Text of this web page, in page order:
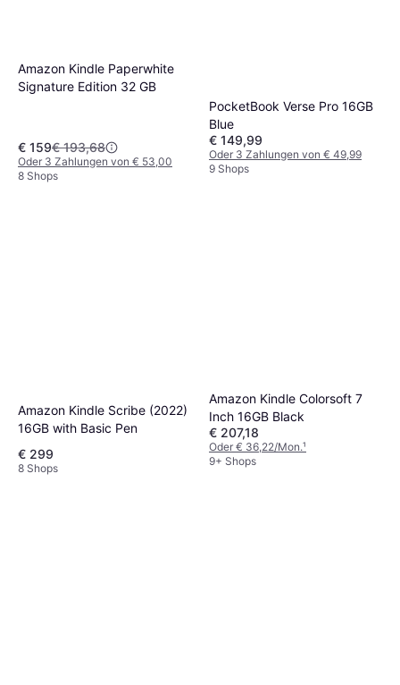
Amazon Kindle Paperwhite
Signature Edition 32 GB
€ 159€ 193,68
Oder 3 Zahlungen von € 53,00
8 Shops
PocketBook Verse Pro 16GB
Blue
€ 149,99
Oder 3 Zahlungen von € 49,99
9 Shops
Amazon Kindle Scribe (2022)
16GB with Basic Pen
€ 299
8 Shops
Amazon Kindle Colorsoft 7
Inch 16GB Black
€ 207,18
Oder € 36,22/Mon.¹
9+ Shops